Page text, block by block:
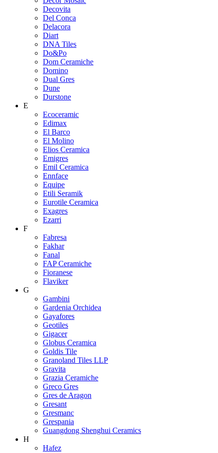
Decovita
Del Conca
Delacora
Diart
DNA Tiles
Do&Po
Dom Ceramiche
Domino
Dual Gres
Dune
Durstone
E
Ecoceramic
Edimax
El Barco
El Molino
Elios Ceramica
Emigres
Emil Ceramica
Ennface
Equipe
Etili Seramik
Eurotile Ceramica
Exagres
Ezarri
F
Fabresa
Fakhar
Fanal
FAP Ceramiche
Fioranese
Flaviker
G
Gambini
Gardenia Orchidea
Gayafores
Geotiles
Gigacer
Globus Ceramica
Goldis Tile
Granoland Tiles LLP
Gravita
Grazia Ceramiche
Greco Gres
Gres de Aragon
Gresant
Gresmanc
Grespania
Guangdong Shenghui Ceramics
H
Hafez